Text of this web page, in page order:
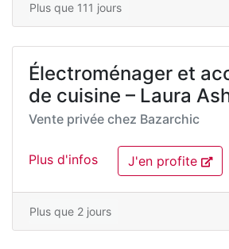
Plus que 111 jours
Électroménager et
de cuisine – Laura
Vente privée chez Bazarchic
Plus d'infos J'en profite
Plus que 2 jours